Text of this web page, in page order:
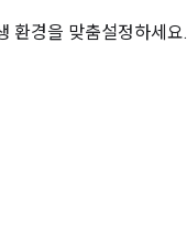
환경을 맞춤설정하세요.